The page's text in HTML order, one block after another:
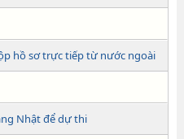
hồ sơ trực tiếp từ nước ngoài
Nhật để dự thi